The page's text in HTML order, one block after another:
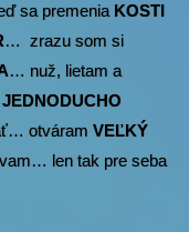
sa premenia KOSTI
… zrazu som si
… nuž, lietam a
otváram VEĽKÝ
len tak pre seba